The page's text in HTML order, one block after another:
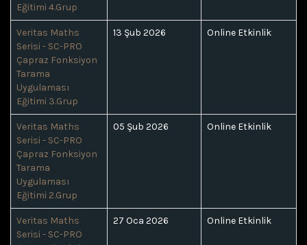
Eğitimi 4.Grup
Veritas Maths
Serisi - SC-PRO
Çapraz Fonksiyon
Tarama
Uygulaması
Eğitimi 3.Grup
13 Şub 2026 Online Etkinlik
Veritas Maths
Serisi - SC-PRO
Çapraz Fonksiyon
Tarama
Uygulaması
Eğitimi 2.Grup
05 Şub 2026 Online Etkinlik
Veritas Maths
Serisi - SC-PRO
27 Oca 2026 Online Etkinlik